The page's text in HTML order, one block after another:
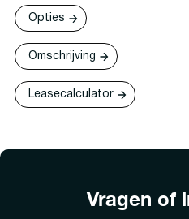
Opties
Omschrijving
Leasecalculator
Vragen of